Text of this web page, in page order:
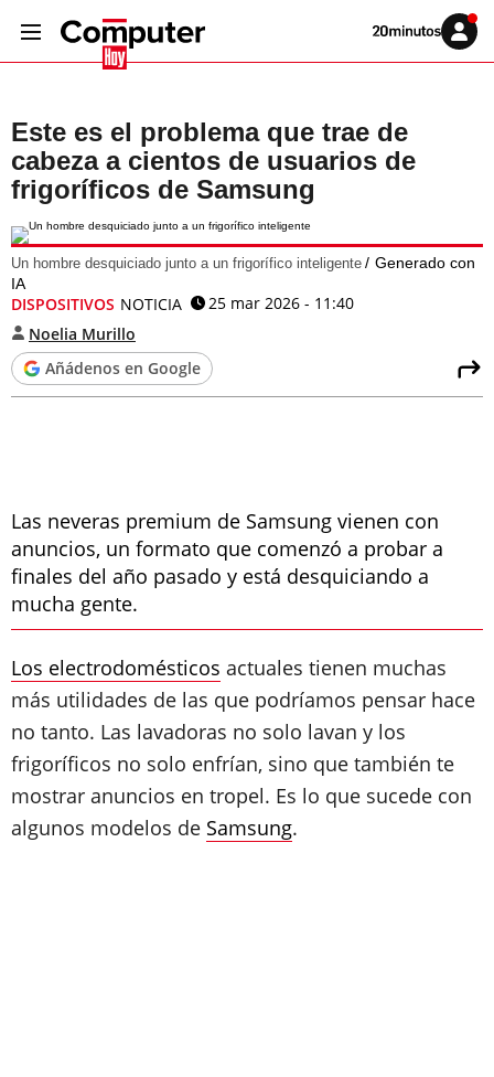
Volver
Iniciar
sesión
Este es el problema que trae de
cabeza a cientos de usuarios de
frigoríficos de Samsung
Un hombre desquiciado junto a un frigorífico inteligente
Generado con
IA
DISPOSITIVOS NOTICIA
25 mar 2026 - 11:40
Noelia Murillo
Añádenos en Google
Las neveras premium de Samsung vienen con
anuncios, un formato que comenzó a probar a
finales del año pasado y está desquiciando a
mucha gente.
Los electrodomésticos actuales tienen muchas
más utilidades de las que podríamos pensar hace
no tanto. Las lavadoras no solo lavan y los
frigoríficos no solo enfrían, sino que también te
mostrar anuncios en tropel. Es lo que sucede con
algunos modelos de Samsung.